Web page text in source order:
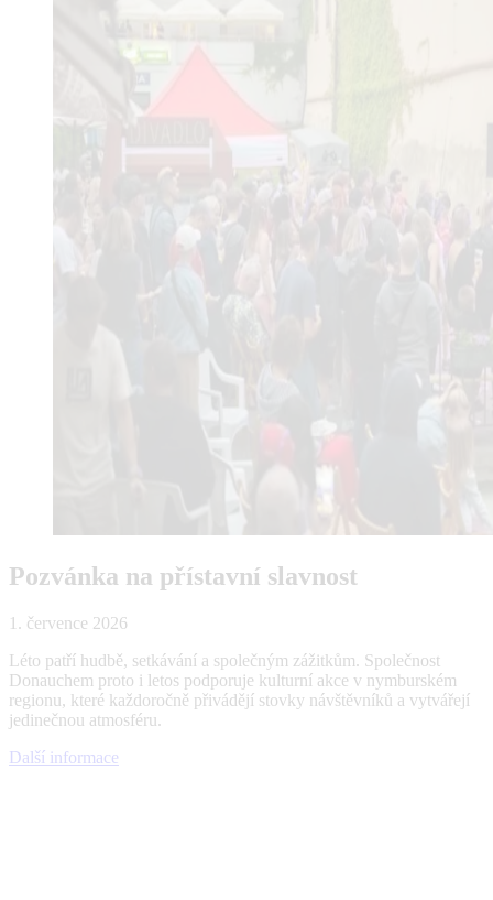
Pozvánka na přístavní slavnost
1. července 2026
Léto patří hudbě, setkávání a společným zážitkům. Společnost
Donauchem proto i letos podporuje kulturní akce v nymburském
regionu, které každoročně přivádějí stovky návštěvníků a vytvářejí
jedinečnou atmosféru.
Další informace